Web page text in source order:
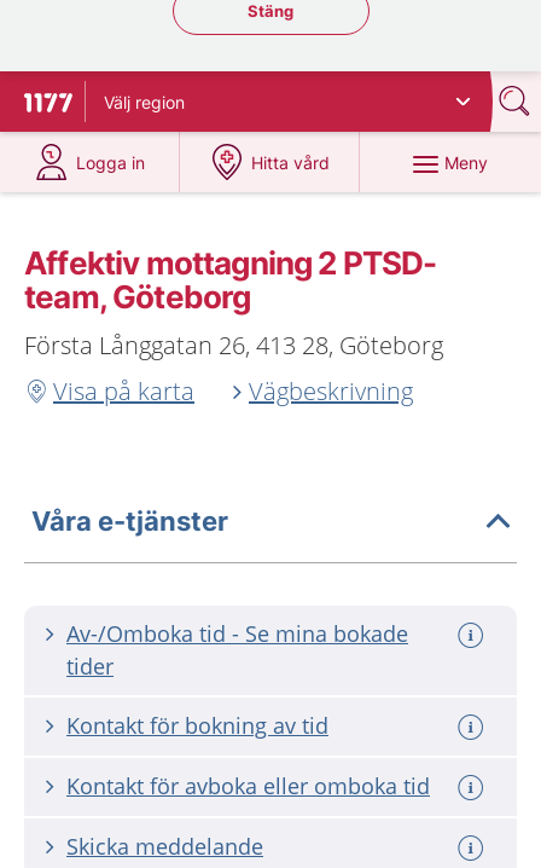
Stäng regionsväljaren
Stäng
Till startsidan för 1177
Välj region
Logga in
på 1177.se
Hitta vård
på 1177.se
Meny
Affektiv mottagning 2 PTSD-
team, Göteborg
Första Långgatan 26, 413 28, Göteborg
Visa på karta
Vägbeskrivning
Våra e-tjänster
Av-/Omboka tid - Se mina bokade
tider
Kontakt för bokning av tid
Kontakt för avboka eller omboka tid
Skicka meddelande